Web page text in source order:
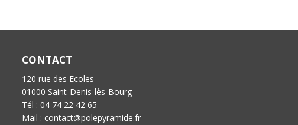
CONTACT
120 rue des Ecoles
01000 Saint-Denis-lès-Bourg
Tél : 04 74 22 42 65
Mail : contact@polepyramide.fr